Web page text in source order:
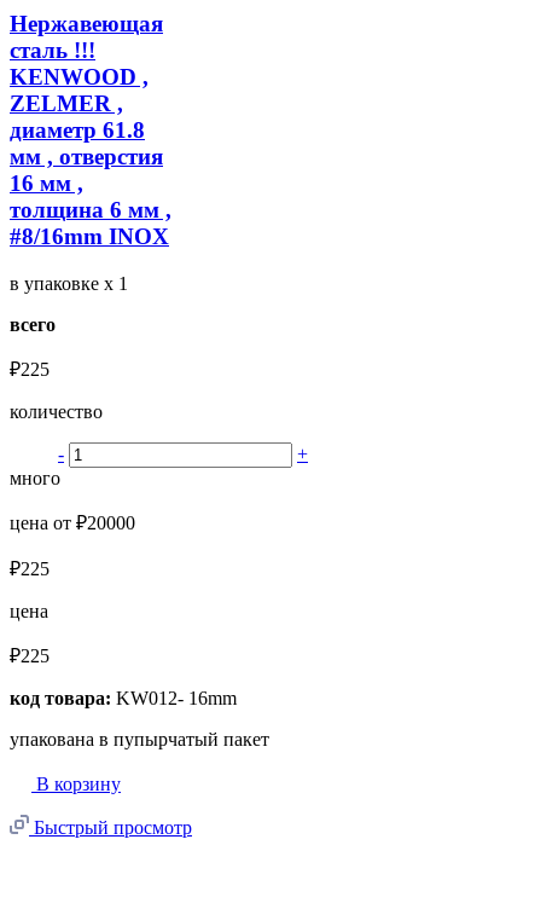
Нержавеющая
сталь !!!
KENWOOD ,
ZELMER ,
диаметр 61.8
мм , отверстия
16 мм ,
толщина 6 мм ,
#8/16mm INOX
в упаковке x 1
всего
₽225
количество
-
+
много
цена от ₽20000
₽225
цена
₽225
код товара: KW012- 16mm
упакована в пупырчатый пакет
В корзину
Быстрый просмотр